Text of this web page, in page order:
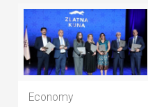
Economy